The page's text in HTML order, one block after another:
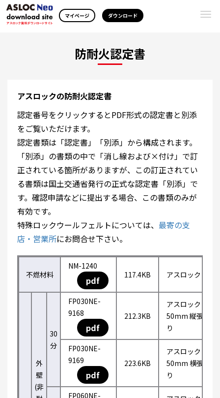
マイページ ダウンロード
防耐火認定書
アスロックの防耐火認定書
認定番号をクリックするとPDF形式の認定書と別添
をご覧いただけます。
認定書類は「認定書」「別添」から構成されます。
「別添」の書類の中で「消し線および×付け」で訂
正されている箇所がありますが、この訂正されてい
る書類は国土交通省発行の正式な認定書「別添」で
す。確認申請などに提出する場合、この書類のみが
有効です。
特殊ロックウールフェルトについては、 最寄の支
店・営業所にお問合せ下さい。
不燃材料
NM-1240
pdf 117.4KB アスロック
外
壁
(非
30
分
FP030NE-
9168
pdf
212.3KB
アスロック
50mm 縦張
り
FP030NE-
9169
pdf
223.6KB
アスロック
50mm 横張
り
FP060NE-